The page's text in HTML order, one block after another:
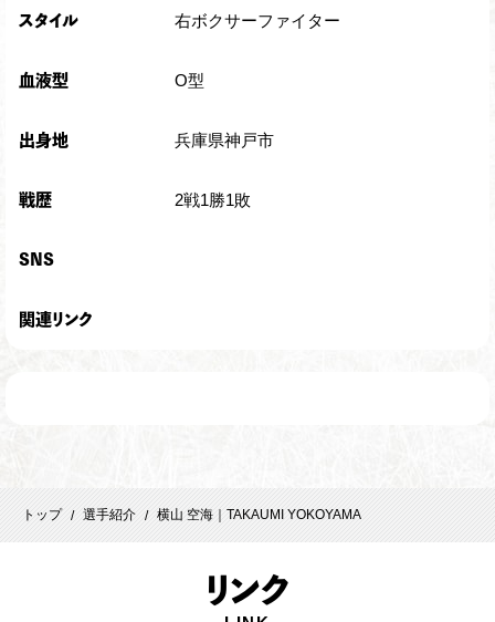
スタイル 右ボクサーファイター
血液型 O型
出身地 兵庫県神戸市
戦歴 2戦1勝1敗
SNS
関連リンク
トップ / 選手紹介 / 横山 空海｜TAKAUMI YOKOYAMA
リンク